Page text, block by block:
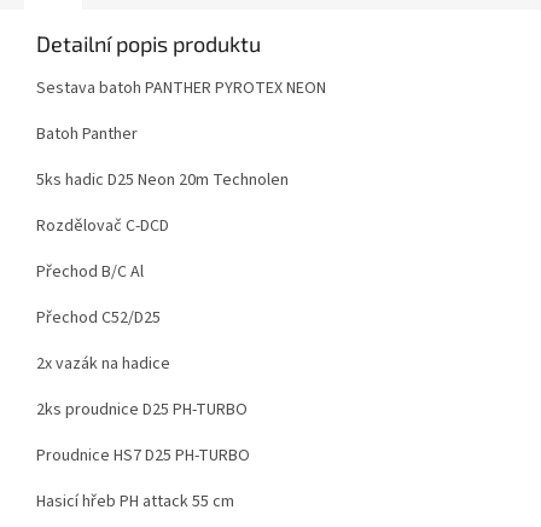
Detailní popis produktu
Sestava batoh PANTHER PYROTEX NEON
Batoh Panther
5ks hadic D25 Neon 20m Technolen
Rozdělovač C-DCD
Přechod B/C Al
Přechod C52/D25
2x vazák na hadice
2ks proudnice D25 PH-TURBO
Proudnice HS7 D25 PH-TURBO
Hasicí hřeb PH attack 55 cm